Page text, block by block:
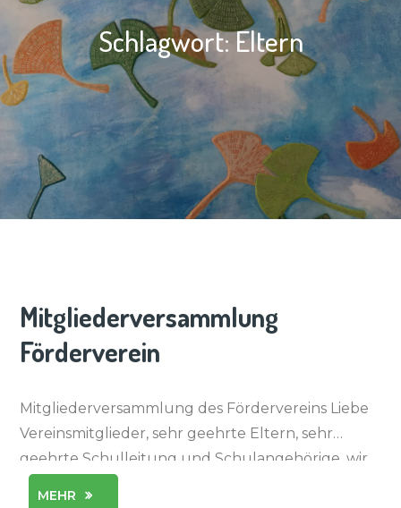
Schlagwort:Eltern
Mitgliederversammlung
Förderverein
Mitgliederversammlung des Fördervereins Liebe
Vereinsmitglieder, sehr geehrte Eltern, sehr
geehrte Schulleitung und Schulangehörige, wir
laden Sie hiermit herzlich zur diesjährigen
MEHR